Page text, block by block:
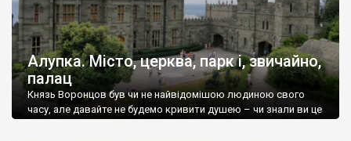
Алупка. Місто, церква, парк і, звичайно,
палац
Князь Воронцов був чи не найвідомішою людиною свого
часу, але давайте не будемо кривити душею – чи знали ви це